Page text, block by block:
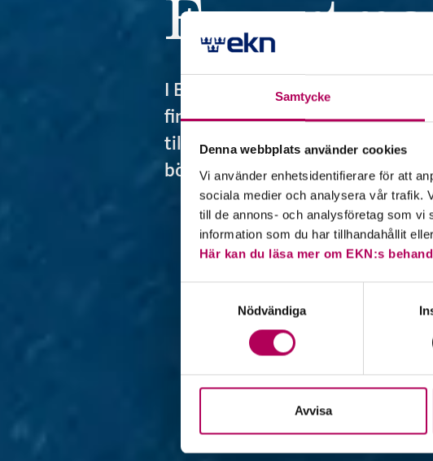
Samtycke
Denna webbplats använder cookies
Vi använder enhetsidentifierare för att
sociala medier och analysera vår trafik.
till de annons- och analysföretag som vi
information som du har tillhandahållit
Här kan du läsa mer om EKN:s
Nödvändiga
Avvisa
I Exportmagasinet publicerar
finansiering och företagande.
till företag och banker som har
börjat sin resa ut i världen.